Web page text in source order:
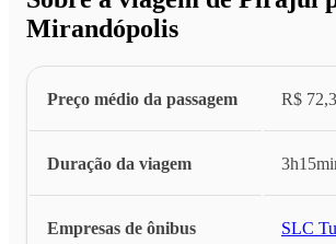
Mirandópolis
Preço médio da passagem R$
Duração da viagem
Empresas de ônibus SLC